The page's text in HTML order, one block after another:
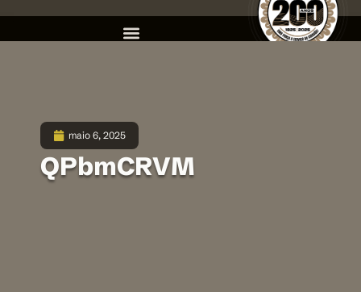
maio 6, 2025
QPbmCRVM